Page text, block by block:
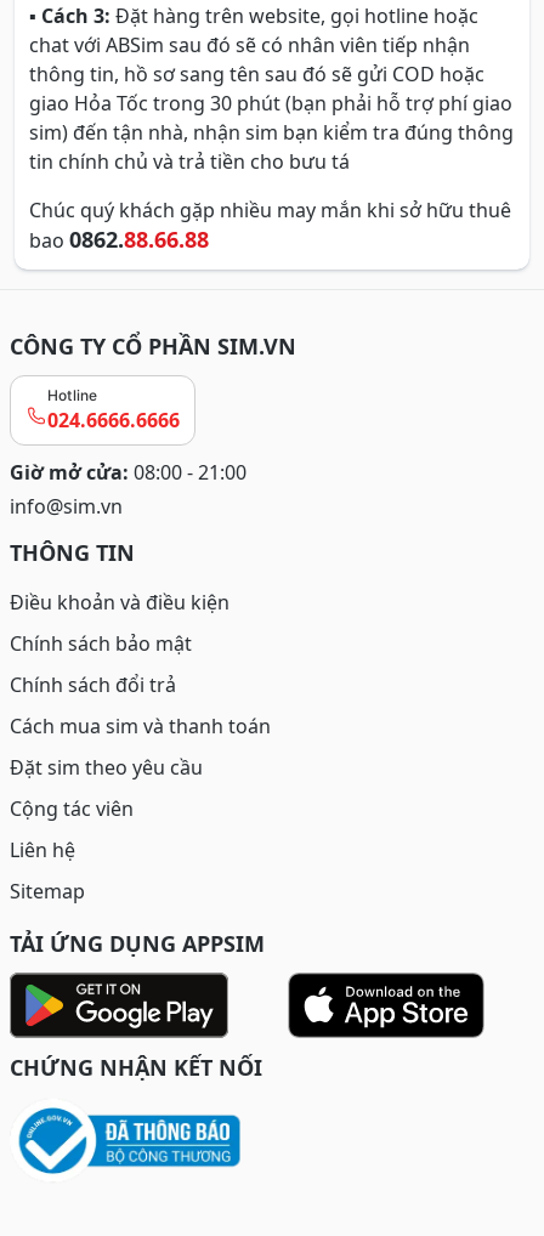
▪ Cách 3: Đặt hàng trên website, gọi hotline hoặc
chat với ABSim sau đó sẽ có nhân viên tiếp nhận
thông tin, hồ sơ sang tên sau đó sẽ gửi COD hoặc
giao Hỏa Tốc trong 30 phút (bạn phải hỗ trợ phí giao
sim) đến tận nhà, nhận sim bạn kiểm tra đúng thông
tin chính chủ và trả tiền cho bưu tá
Chúc quý khách gặp nhiều may mắn khi sở hữu thuê
bao 0862.88.66.88
CÔNG TY CỔ PHẦN SIM.VN
Hotline
024.6666.6666
Giờ mở cửa: 08:00 - 21:00
info@sim.vn
THÔNG TIN
Điều khoản và điều kiện
Chính sách bảo mật
Chính sách đổi trả
Cách mua sim và thanh toán
Đặt sim theo yêu cầu
Cộng tác viên
Liên hệ
Sitemap
TẢI ỨNG DỤNG APPSIM
CHỨNG NHẬN KẾT NỐI